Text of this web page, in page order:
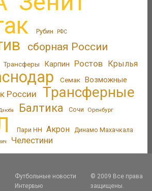
Рубин РФС
сборная России
Трансферы Карпин Ростов Крылья
Семак Возможные
России
Трансферные
Балтика Сочи Оренбург
Пари НН Акрон Динамо Махачкала
Челестини
Футбольные новости
Интервью
© 2009 Все права
защищены.